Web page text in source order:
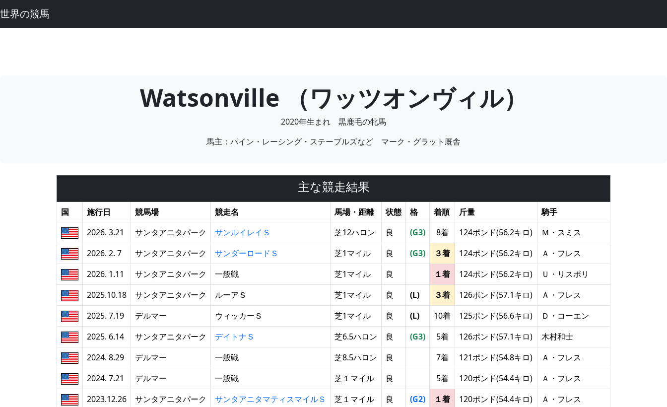
世界の競馬
Watsonville （ワッツオンヴィル）
2020年生まれ 黒鹿毛の牝馬
馬主：パイン・レーシング・ステーブルズなど マーク・グラット厩舎
主な競走結果
国 施行日 競馬場 競走名 馬場・距離 状態 格 着順 斤量
騎手
2026. 3.21
サンタアニタパーク サンルイレイＳ 芝12ハロン 良 (G3) 8着 124ポンド(56.2キロ)
Ｍ・スミス
2026. 2. 7
サンタアニタパーク サンダーロードＳ 芝1マイル 良 (G3) ３着 124ポンド(56.2キロ)
Ａ・フレス
2026. 1.11
サンタアニタパーク 一般戦 芝1マイル 良 １着 124ポンド(56.2キロ)
Ｕ・リスポリ
2025.10.18
サンタアニタパーク ルーアＳ 芝1マイル 良 (L) ３着 126ポンド(57.1キロ)
Ａ・フレス
2025. 7.19
デルマー ウィッカーＳ 芝1マイル 良 (L) 10着 125ポンド(56.6キロ)
Ｄ・コーエン
2025. 6.14
サンタアニタパーク デイトナＳ 芝6.5ハロン 良 (G3) 5着 126ポンド(57.1キロ)
木村和士
2024. 8.29
デルマー 一般戦 芝8.5ハロン 良 7着 121ポンド(54.8キロ)
Ａ・フレス
2024. 7.21
デルマー 一般戦 芝１マイル 良 5着 120ポンド(54.4キロ)
Ａ・フレス
2023.12.26
サンタアニタパーク サンタアニタマティスマイルＳ 芝１マイル 良 (G2) １着 120ポンド(54.4キロ)
Ａ・フレス